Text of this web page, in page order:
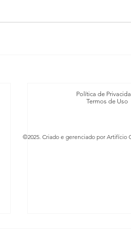
Política de
Termos de Uso
©2025. Criado e gerenciado por Artifício